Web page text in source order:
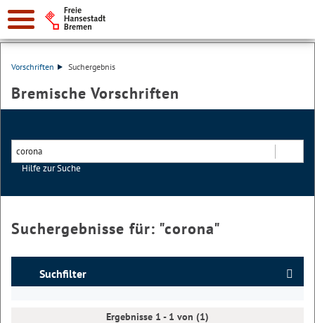
Vorschriften Suchergebnis
Bremische Vorschriften
Hilfe zur Suche
Suchergebnisse für: "corona"
Suchfilter
Ergebnisse 1 - 1 von (1)